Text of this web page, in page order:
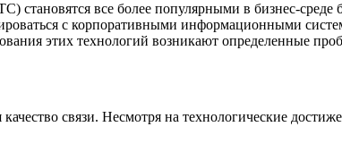
все более популярными в бизнес-среде
с корпоративными информационными
этих технологий возникают определенные
связи. Несмотря на технологические